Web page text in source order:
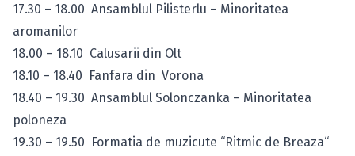
17.30 – 18.00 Ansamblul Pilisterlu – Minoritatea
aromanilor
18.00 – 18.10 Calusarii din Olt
18.10 – 18.40 Fanfara din Vorona
18.40 – 19.30 Ansamblul Solonczanka – Minoritatea
poloneza
19.30 – 19.50 Formatia de muzicute “Ritmic de Breaza“